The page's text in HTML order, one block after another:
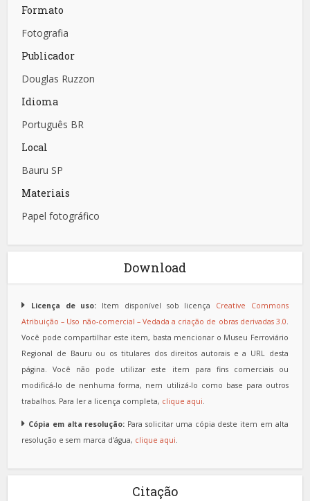
Formato
Fotografia
Publicador
Douglas Ruzzon
Idioma
Português BR
Local
Bauru SP
Materiais
Papel fotográfico
Download
Licença de uso: Item disponível sob licença Creative Commons
Atribuição – Uso não-comercial – Vedada a criação de obras derivadas 3.0.
Você pode compartilhar este item, basta mencionar o Museu Ferroviário
Regional de Bauru ou os titulares dos direitos autorais e a URL desta
página. Você não pode utilizar este item para fins comerciais ou
modificá-lo de nenhuma forma, nem utilizá-lo como base para outros
trabalhos. Para ler a licença completa, clique aqui.
Cópia em alta resolução: Para solicitar uma cópia deste item em alta
resolução e sem marca d'água, clique aqui.
Citação